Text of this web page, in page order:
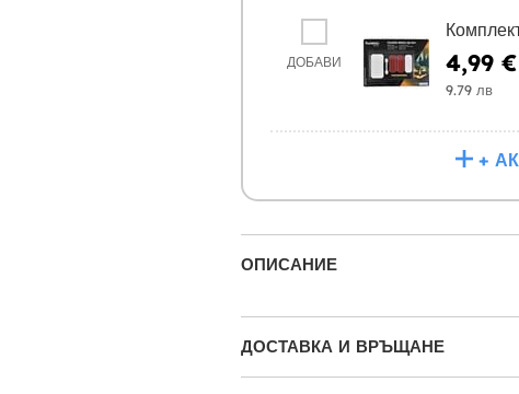
ДОБАВИ 4,99 €
9.79 лв
+
ОПИСАНИЕ
ДОСТАВКА И ВРЪЩАНЕ